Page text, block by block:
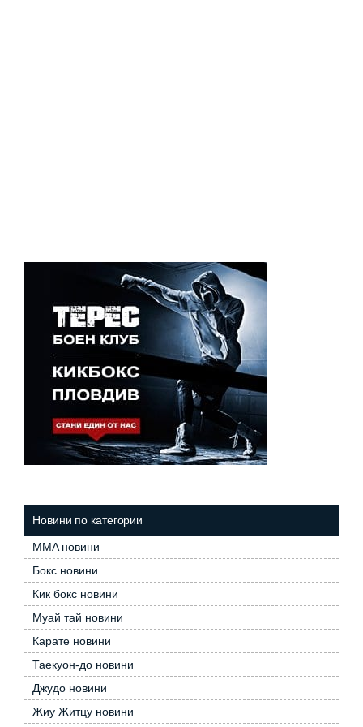
Новини по категории
MMA новини
Бокс новини
Кик бокс новини
Муай тай новини
Карате новини
Таекуон-до новини
Джудо новини
Жиу Житцу новини